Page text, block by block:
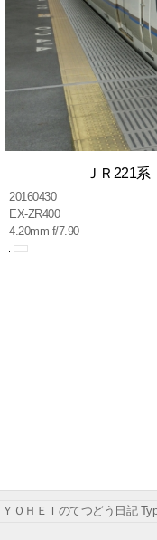
ＪＲ221
20160430
EX-ZR400
4.20mm f/7.90
ＹＯＨＥＩのてつどう日記